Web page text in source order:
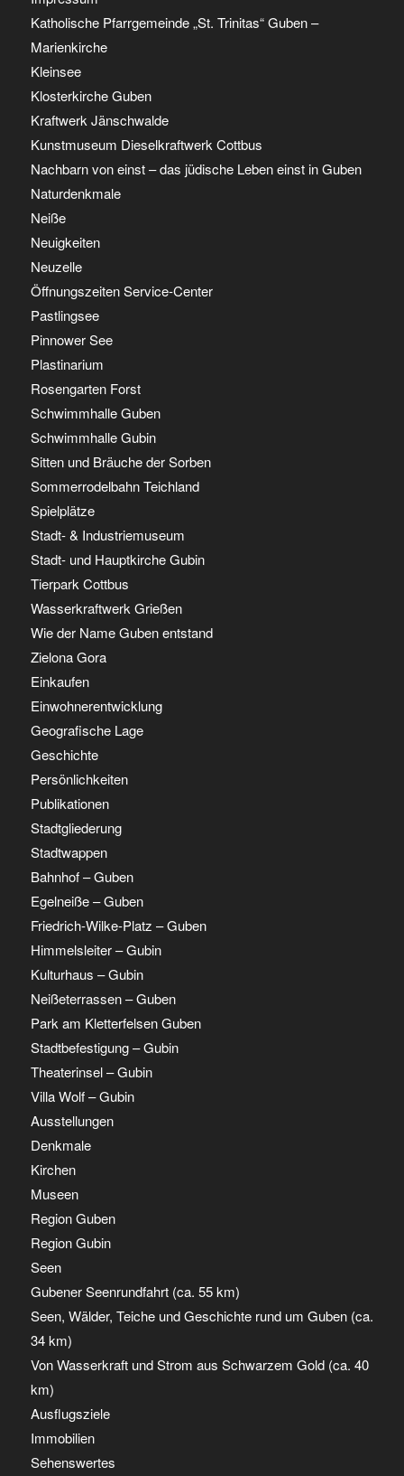
Katholische Pfarrgemeinde „St. Trinitas“ Guben –
Marienkirche
Kleinsee
Klosterkirche Guben
Kraftwerk Jänschwalde
Kunstmuseum Dieselkraftwerk Cottbus
Nachbarn von einst – das jüdische Leben einst in Guben
Naturdenkmale
Neiße
Neuigkeiten
Neuzelle
Öffnungszeiten Service-Center
Pastlingsee
Pinnower See
Plastinarium
Rosengarten Forst
Schwimmhalle Guben
Schwimmhalle Gubin
Sitten und Bräuche der Sorben
Sommerrodelbahn Teichland
Spielplätze
Stadt- & Industriemuseum
Stadt- und Hauptkirche Gubin
Tierpark Cottbus
Wasserkraftwerk Grießen
Wie der Name Guben entstand
Zielona Gora
Einkaufen
Einwohnerentwicklung
Geografische Lage
Geschichte
Persönlichkeiten
Publikationen
Stadtgliederung
Stadtwappen
Bahnhof – Guben
Egelneiße – Guben
Friedrich-Wilke-Platz – Guben
Himmelsleiter – Gubin
Kulturhaus – Gubin
Neißeterrassen – Guben
Park am Kletterfelsen Guben
Stadtbefestigung – Gubin
Theaterinsel – Gubin
Villa Wolf – Gubin
Ausstellungen
Denkmale
Kirchen
Museen
Region Guben
Region Gubin
Seen
Gubener Seenrundfahrt (ca. 55 km)
Seen, Wälder, Teiche und Geschichte rund um Guben (ca.
34 km)
Von Wasserkraft und Strom aus Schwarzem Gold (ca. 40
km)
Ausflugsziele
Immobilien
Sehenswertes